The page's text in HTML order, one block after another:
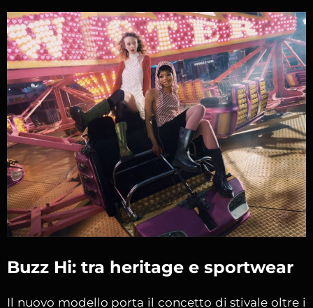
Buzz Hi: tra heritage e sportwear
Il nuovo modello porta il concetto di stivale oltre i